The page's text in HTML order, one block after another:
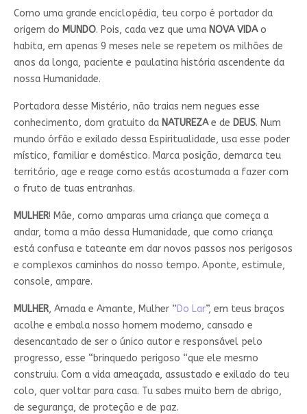
Como uma grande enciclopédia, teu corpo é portador da
origem do MUNDO. Pois, cada vez que uma NOVA VIDAo
habita, em apenas 9 meses nele se repetem os milhões de
anos da longa, paciente e paulatina história ascendente da
nossa Humanidade.
Portadora desse Mistério, não traias nem negues esse
conhecimento, dom gratuito da NATUREZAe de DEUS. Num
mundo órfão e exilado dessa Espiritualidade, usa esse poder
místico, familiar e doméstico. Marca posição, demarca teu
território, age e reage como estás acostumada a fazer com
o fruto de tuas entranhas.
MULHER! Mãe, como amparas uma criança que começa a
andar, toma a mão dessa Humanidade, que como criança
está confusa e tateante em dar novos passos nos perigosos
e complexos caminhos do nosso tempo. Aponte, estimule,
console, ampare.
MULHER, Amada e Amante, Mulher “Do Lar”, em teus braços
acolhe e embala nosso homem moderno, cansado e
desencantado de ser o único autor e responsável pelo
progresso, esse “brinquedo perigoso “que ele mesmo
construiu. Com a vida ameaçada, assustado e exilado do teu
colo, quer voltar para casa. Tu sabes muito bem de abrigo,
de segurança, de proteção e de paz.